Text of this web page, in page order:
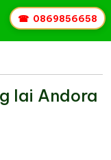
lai Andora
☎ 0869856658